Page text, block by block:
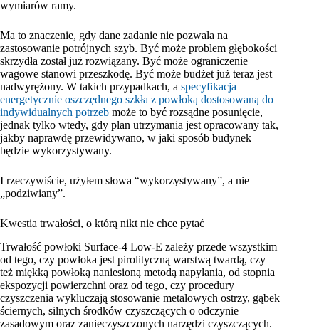
wymiarów ramy.
Ma to znaczenie, gdy dane zadanie nie pozwala na
zastosowanie potrójnych szyb. Być może problem głębokości
skrzydła został już rozwiązany. Być może ograniczenie
wagowe stanowi przeszkodę. Być może budżet już teraz jest
nadwyrężony. W takich przypadkach, a specyfikacja
energetycznie oszczędnego szkła z powłoką dostosowaną do
indywidualnych potrzeb może to być rozsądne posunięcie,
jednak tylko wtedy, gdy plan utrzymania jest opracowany tak,
jakby naprawdę przewidywano, w jaki sposób budynek
będzie wykorzystywany.
I rzeczywiście, użyłem słowa “wykorzystywany”, a nie
„podziwiany”.
Kwestia trwałości, o którą nikt nie chce pytać
Trwałość powłoki Surface-4 Low-E zależy przede wszystkim
od tego, czy powłoka jest pirolityczną warstwą twardą, czy
też miękką powłoką naniesioną metodą napylania, od stopnia
ekspozycji powierzchni oraz od tego, czy procedury
czyszczenia wykluczają stosowanie metalowych ostrzy, gąbek
ściernych, silnych środków czyszczących o odczynie
zasadowym oraz zanieczyszczonych narzędzi czyszczących.